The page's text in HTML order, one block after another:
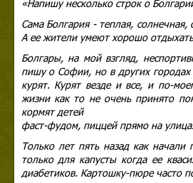
«Напишу несколько строк о
Сама Болгария - теплая,
А ее жители умеют хорошо
Болгары, на мой взгляд,
пишу о Софии, но в других
курят. Курят везде и все, и по-
жизни как то не очень принято
кормят детей
фаст-фудом, пиццей прямо на
Только лет пять назад как
только для капусты когда ее
диабетиков. Картошку-пюре часто